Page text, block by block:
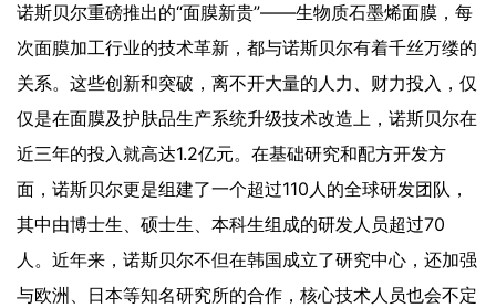
诺斯贝尔重磅推出的“面膜新贵”——生物质石墨烯面膜，每
次面膜加工行业的技术革新，都与诺斯贝尔有着千丝万缕的
关系。这些创新和突破，离不开大量的人力、财力投入，仅
仅是在面膜及护肤品生产系统升级技术改造上，诺斯贝尔在
近三年的投入就高达1.2亿元。在基础研究和配方开发方
面，诺斯贝尔更是组建了一个超过110人的全球研发团队，
其中由博士生、硕士生、本科生组成的研发人员超过70
人。近年来，诺斯贝尔不但在韩国成立了研究中心，还加强
与欧洲、日本等知名研究所的合作，核心技术人员也会不定